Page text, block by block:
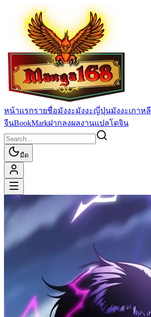
หน้าแรกรายชื่อมังงะมังงะญี่ปุ่นมังงะเกาหลี
จีนBookMarkฝากลงผลงานแปลโดจิน
มืด